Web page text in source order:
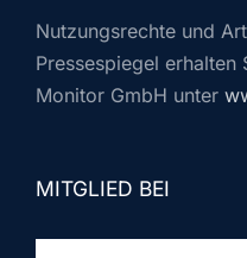
Nutzungsrechte und
Pressespiegel erhalten
Monitor GmbH unter
MITGLIED BEI